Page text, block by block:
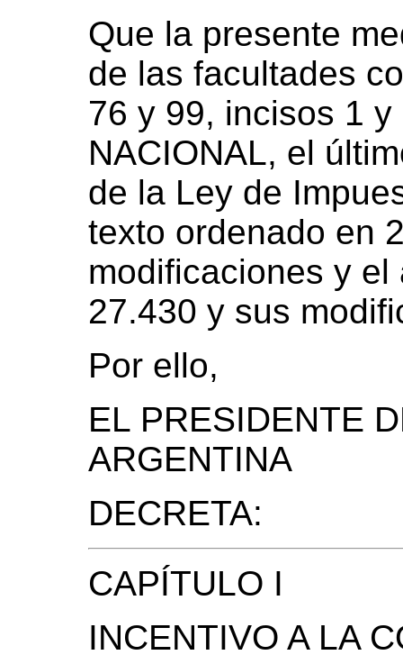
Que la presente
de las facultades
76 y 99, incisos 1
NACIONAL, el
de la Ley de
texto ordenado en
modificaciones y el
27.430 y sus
Por ello,
EL PRESIDENTE
ARGENTINA
DECRETA:
CAPÍTULO I
INCENTIVO A LA